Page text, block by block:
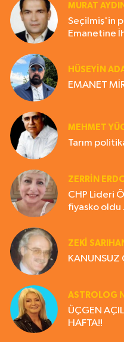
MURAT AYDIN
Seçilmiş'in
Emanetine
HÜSEYIN
EMANET
MEHMET
Tarım
ZERRIN
CHP Lideri
fiyasko oldu
ZEKI
KANUNSUZ
ASTROLOG
ÜÇGEN
HAFTA!!